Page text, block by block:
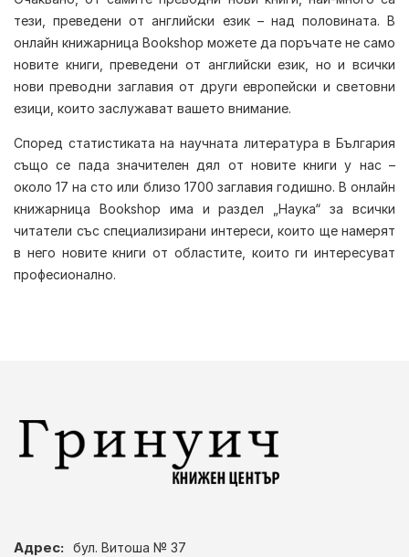
тези, преведени от английски език – над половината. В
онлайн книжарница Bookshop можете да поръчате не само
новите книги, преведени от английски език, но и всички
нови преводни заглавия от други европейски и световни
езици, които заслужават вашето внимание.
Според статистиката на научната литература в България
също се пада значителен дял от новите книги у нас –
около 17 на сто или близо 1700 заглавия годишно. В онлайн
книжарница Bookshop има и раздел „Наука“ за всички
читатели със специализирани интереси, които ще намерят
в него новите книги от областите, които ги интересуват
професионално.
Адрес: бул. Витоша № 37